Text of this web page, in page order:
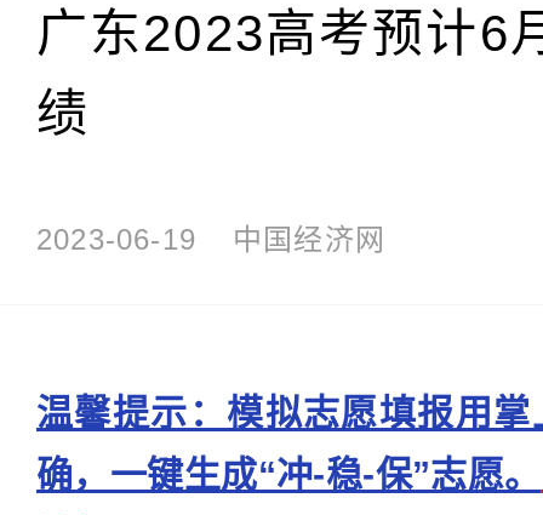
广东2023高考预计6
绩
2023-06-19 中国经济网
温馨提示：模拟志愿填报用
确，一键生成“冲-稳-保”志愿。